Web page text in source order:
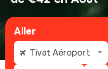
Aller
Tivat Aéroport